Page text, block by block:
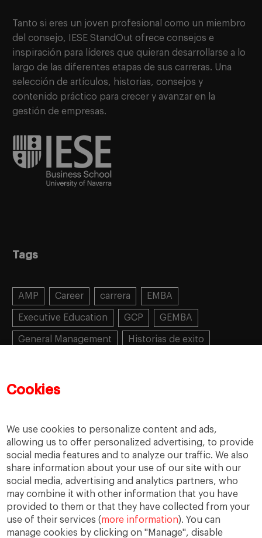
Cookies
We use cookies to personalize content and ads,
allowing us to offer personalized advertising, to provide
social media features and to analyze our traffic. We also
share information about your use of our site with our
social media, advertising and analytics partners, who
may combine it with other information that you have
provided to them or that they have collected from your
use of their services (more information). You can
manage cookies by clicking on "Manage", disable
Tanto si eres un joven profesional como un miembro
del consejo, IESE StandOut ofrece consejos e
inspiración para líderes que quieran desarrollarse a lo
largo de las diferentes etapas de sus carreras. Una
selección de artículos, historias, consejos y
contenido práctico para crecer y avanzar en la
gestión de empresas.
Tags
AMP Career carrera EMBA
Executive Education GCP GEMBA
General Management Historias de exito
Mujeres emprendedoras
Success stories Women in business